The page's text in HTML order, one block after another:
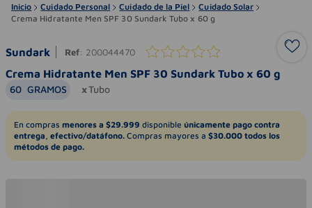
Inicio Cuidado Personal Cuidado de la Piel
Cuidado Solar
Crema Hidratante Men SPF 30 Sundark Tubo x 60 g
Sundark Ref: 200044470
Crema Hidratante Men SPF 30 Sundark Tubo x 60 g
60 GRAMOS Tubo
En compras menores a $29.999 disponible únicamente pago contra
entrega, efectivo/datáfono. Compras mayores a $30.000 todos los
métodos de pago.